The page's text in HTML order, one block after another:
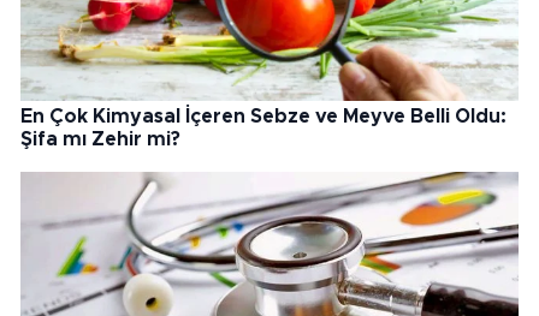
En Çok Kimyasal İçeren Sebze ve Meyve Belli Oldu:
Şifa mı Zehir mi?